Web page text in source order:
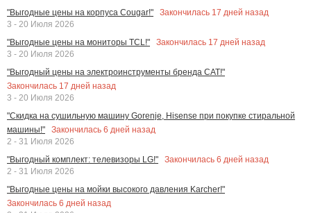
"Выгодные цены на корпуса Cougar!"
Закончилась 17 дней назад
3 - 20 Июля 2026
"Выгодные цены на мониторы TCL!"
Закончилась 17 дней назад
3 - 20 Июля 2026
"Выгодный цены на электроинструменты бренда CAT!"
Закончилась 17 дней назад
3 - 20 Июля 2026
"Скидка на сушильную машину Gorenje, Hisense при покупке стиральной
машины!"
Закончилась 6 дней назад
2 - 31 Июля 2026
"Выгодный комплект: телевизоры LG!"
Закончилась 6 дней назад
2 - 31 Июля 2026
"Выгодные цены на мойки высокого давления Karcher!"
Закончилась 6 дней назад